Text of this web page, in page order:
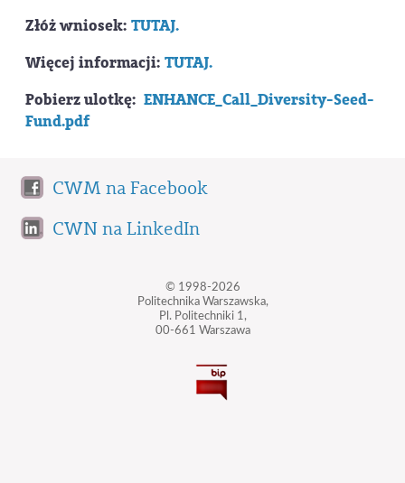
Złóż wniosek: TUTAJ.
Więcej informacji: TUTAJ.
Pobierz ulotkę: ENHANCE_Call_Diversity-Seed-
Fund.pdf
CWM na Facebook
CWN na LinkedIn
© 1998-2026
Politechnika Warszawska,
Pl. Politechniki 1,
00-661 Warszawa